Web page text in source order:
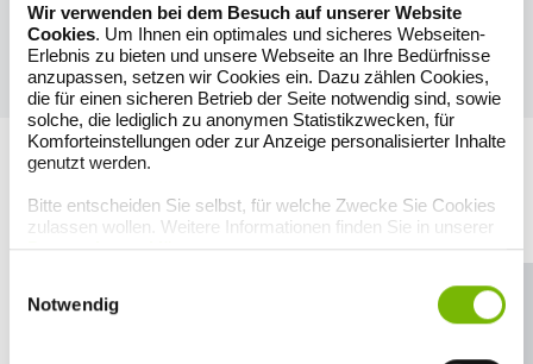
Wir verwenden bei dem Besuch auf unserer Website
Cookies. Um Ihnen ein optimales und sicheres Webseiten-
Erlebnis zu bieten und unsere Webseite an Ihre Bedürfnisse
anzupassen, setzen wir Cookies ein. Dazu zählen Cookies,
die für einen sicheren Betrieb der Seite notwendig sind, sowie
solche, die lediglich zu anonymen Statistikzwecken, für
Komforteinstellungen oder zur Anzeige personalisierter Inhalte
genutzt werden.
Bitte entscheiden Sie selbst, für welche Zwecke Sie Cookies
zulassen wollen. Weitere Informationen finden Sie in unserer
Datenschutzerklärung.
Notwendig
mit dem behandelnden Arzt zu sprechen. Das gilt auch für Menschen
mit lichtempfindlicher Haut. Äußerlich als pflanzliches Öl
angewendet, kann Johanniskraut kleine Wunden oder Sonnenbrand
wohltuend versorgen.
Video
sind mit Vorsicht zu genießen, erklären verschiedene Experten in
diesem Beitrag.
Sie müssen die Cookies für Präferenzen aktivieren, damit der
Youtube-Player angezeigt werden kann.